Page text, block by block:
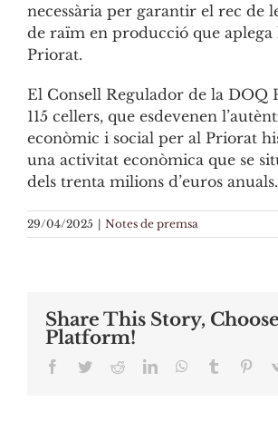
necessària per garantir el rec de
de raïm en producció que aplega
Priorat.
El Consell Regulador de la DOQ
115 cellers, que esdevenen
econòmic i social per al Priorat
una activitat econòmica que se
dels trenta milions d’euros anuals.
29/04/2025 | Notes de premsa
Share This Story,
Platform!
Facebook
TwitterRedditLinkedInWhatsApp
Tumblr